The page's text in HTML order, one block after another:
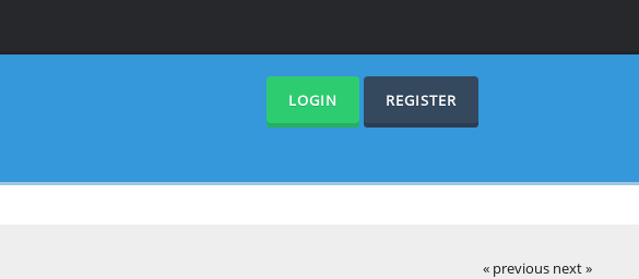
LOGIN REGISTER
« previous next »